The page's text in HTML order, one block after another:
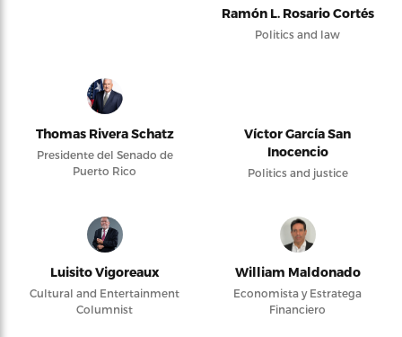
Ramón L. Rosario Cortés
Politics and law
Thomas Rivera Schatz
Presidente del Senado de
Puerto Rico
Víctor García San
Inocencio
Politics and justice
Luisito Vigoreaux
Cultural and Entertainment
Columnist
William Maldonado
Economista y Estratega
Financiero